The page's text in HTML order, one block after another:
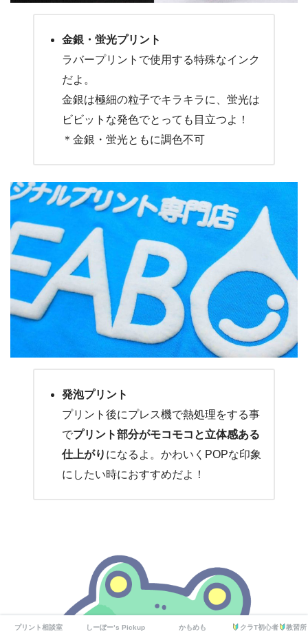
金銀・蛍光プリント
ラバープリントで使用する特殊なインク
だよ。
金銀は極細の粒子でキラキラに、蛍光は
ビビットな発色でとっても目立つよ！
＊金銀・蛍光ともに調色不可
発泡プリント
プリント後にプレス機で熱処理をする事
でプリント部分がモコモコと立体感ある
仕上がり になるよ。かわいくPOPな印象
にしたい時におすすめだよ！
プリント相談室 しーぼー’s Pickup かもめも クラT初心者 教習所